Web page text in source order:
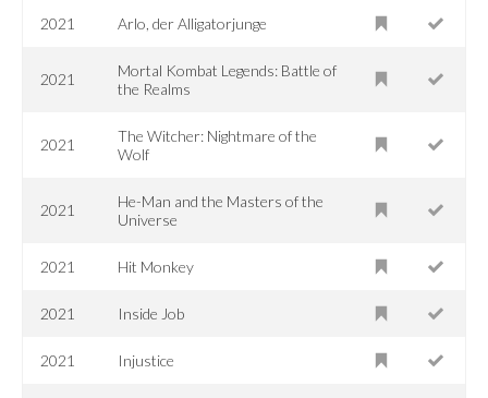
2021 Arlo, der Alligatorjunge
2021
Mortal Kombat Legends: Battle of
the Realms
2021
The Witcher: Nightmare of the
Wolf
2021
He-Man and the Masters of the
Universe
2021 Hit Monkey
2021 Inside Job
2021 Injustice